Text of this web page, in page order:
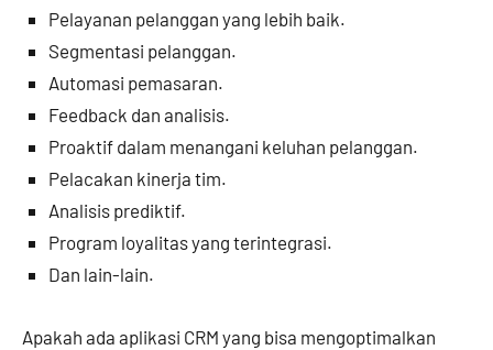
Pelayanan pelanggan yang lebih baik.
Segmentasi pelanggan.
Automasi pemasaran.
Feedback dan analisis.
Proaktif dalam menangani keluhan pelanggan.
Pelacakan kinerja tim.
Analisis prediktif.
Program loyalitas yang terintegrasi.
Dan lain-lain.
Apakah ada aplikasi CRM yang bisa mengoptimalkan